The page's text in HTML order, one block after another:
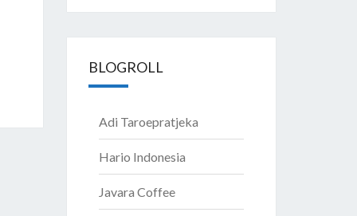
BLOGROLL
Adi Taroepratjeka
Hario Indonesia
Javara Coffee